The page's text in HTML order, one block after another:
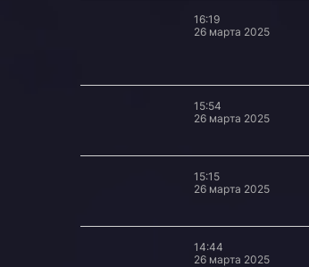
16:19
26 марта 2025
15:54
26 марта 2025
15:15
26 марта 2025
14:44
26 марта 2025